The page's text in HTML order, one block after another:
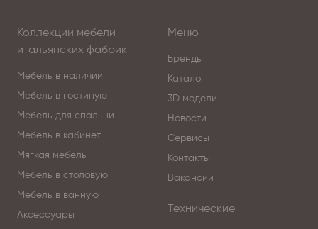
Коллекции мебели
итальянских фабрик
Мебель в наличии
Мебель в гостиную
Мебель для спальни
Мебель в кабинет
Мягкая мебель
Мебель в столовую
Мебель в ванную
Аксессуары
Меню
Бренды
Каталог
3D модели
Новости
Сервисы
Контакты
Вакансии
Технические